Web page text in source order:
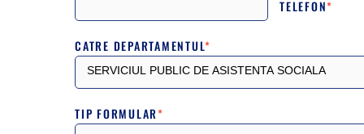
TELEFON*
CATRE DEPARTAMENTUL*
TIP FORMULAR*